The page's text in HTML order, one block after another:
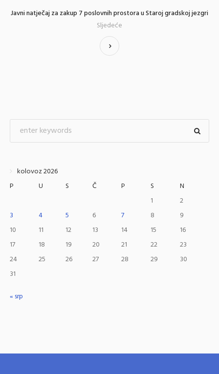
Javni natječaj za zakup 7 poslovnih prostora u Staroj gradskoj jezgri
Sljedeće
kolovoz 2026
P
U S Č P S
N
1
2
3
4 5 6 7 8
9
10
11 12 13 14 15
16
17
18 19 20 21 22
23
24
25 26 27 28 29
30
31
« srp